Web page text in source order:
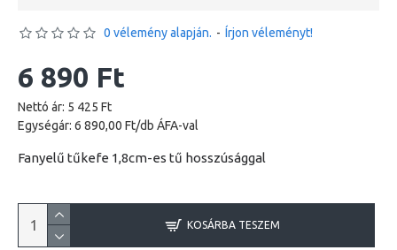
0 vélemény alapján. - Írjon véleményt!
6 890 Ft
Nettó ár: 5 425 Ft
Egységár: 6 890,00 Ft/db ÁFA-val
Fanyelű tűkefe 1,8cm-es tű hosszúsággal
KOSÁRBA TESZEM